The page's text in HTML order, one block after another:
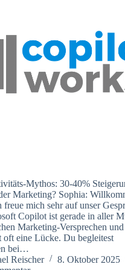
Mythos: 30-40%
Marketing? Sophia:
mich sehr auf unser
Copilot ist gerade in aller
Marketing-Versprechen und
oft eine Lücke. Du begleitest
bei…
Reischer
8. Oktober 2025